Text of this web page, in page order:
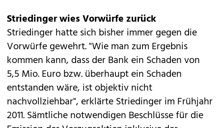
Striedinger wies Vorwürfe zurück
Striedinger hatte sich bisher immer gegen die
Vorwürfe gewehrt. "Wie man zum Ergebnis
kommen kann, dass der Bank ein Schaden von
5,5 Mio. Euro bzw. überhaupt ein Schaden
entstanden wäre, ist objektiv nicht
nachvollziehbar", erklärte Striedinger im Frühjahr
2011. Sämtliche notwendigen Beschlüsse für die